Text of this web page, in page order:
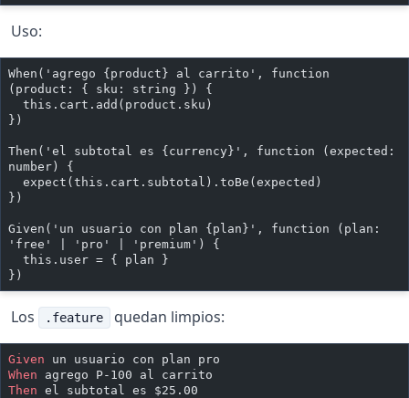
Uso:
When('agrego {product} al carrito', function
(product: { sku: string }) {
  this.cart.add(product.sku)
})
Then('el subtotal es {currency}', function (expected:
number) {
  expect(this.cart.subtotal).toBe(expected)
})
Given('un usuario con plan {plan}', function (plan:
'free' | 'pro' | 'premium') {
  this.user = { plan }
})
Los .feature quedan limpios:
Given un usuario con plan pro
When agrego P-100 al carrito
Then el subtotal es $25.00